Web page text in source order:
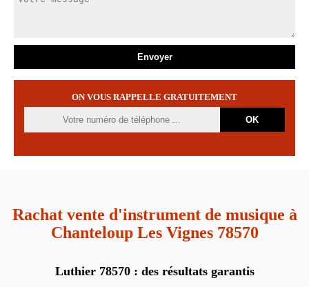
ON VOUS RAPPELLE GRATUITEMENT
Rachat vente d'instrument de musique à
Chanteloup Les Vignes 78570
Luthier 78570 : des résultats garantis